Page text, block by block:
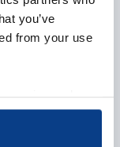
you’ve
from your use